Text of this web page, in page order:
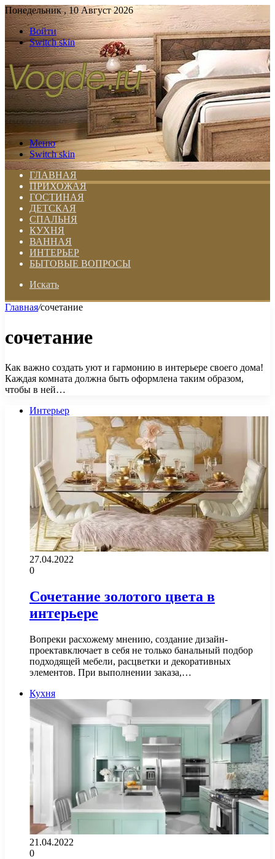
Понедельник , 10 Август 2026
Войти
Switch skin
Меню
Switch skin
ГЛАВНАЯ
ПРИХОЖАЯ
ГОСТИНАЯ
ДЕТСКАЯ
СПАЛЬНЯ
КУХНЯ
ВАННАЯ
ИНТЕРЬЕР
БЫТОВЫЕ ВОПРОСЫ
Искать
Главная/сочетание
сочетание
Как важно создать уют и гармонию в интерьере своего дома!
Каждая комната должна быть оформлена таким образом,
чтобы в ней…
Интерьер
27.04.2022
0
Сочетание золотого цвета в
интерьере
Вопреки расхожему мнению, создание дизайн-
проектавключает в себя не только банальный подбор
подходящей мебели, расцветки и декоративных
элементов. При выполнении заказа,…
Кухня
21.04.2022
0